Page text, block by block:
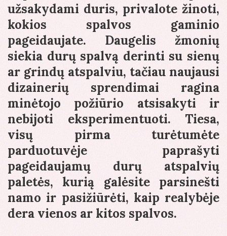
užsakydami duris, privalote žinoti,
kokios spalvos gaminio
pageidaujate. Daugelis žmonių
siekia durų spalvą derinti su sienų
ar grindų atspalviu, tačiau naujausi
dizainerių sprendimai ragina
minėtojo požiūrio atsisakyti ir
nebijoti eksperimentuoti. Tiesa,
visų pirma turėtumėte
parduotuvėje paprašyti
pageidaujamų durų atspalvių
paletės, kurią galėsite parsinešti
namo ir pasižiūrėti, kaip realybėje
dera vienos ar kitos spalvos.